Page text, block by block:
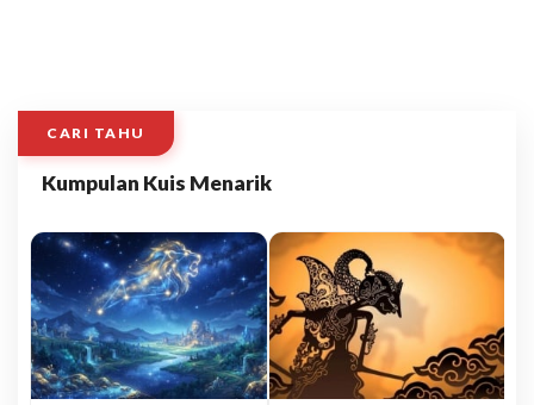
CARI TAHU
Kumpulan Kuis Menarik